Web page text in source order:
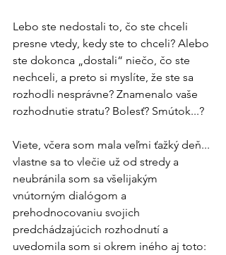
Lebo ste nedostali to, čo ste chceli
presne vtedy, kedy ste to chceli? Alebo
ste dokonca „dostali“ niečo, čo ste
nechceli, a preto si myslíte, že ste sa
rozhodli nesprávne? Znamenalo vaše
rozhodnutie stratu? Bolesť? Smútok...?
Viete, včera som mala veľmi ťažký deň...
vlastne sa to vlečie už od stredy a
neubránila som sa všelijakým
vnútorným dialógom a
prehodnocovaniu svojich
predchádzajúcich rozhodnutí a
uvedomila som si okrem iného aj toto: